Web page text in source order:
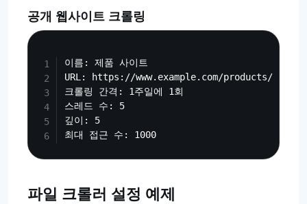
공개 웹사이트 크롤링
이름: 제품 사이트
URL: https://www.example.com/products/
크롤링 간격: 1주일에 1회
스레드 수: 5
깊이: 5
파일 크롤러 설정 예제